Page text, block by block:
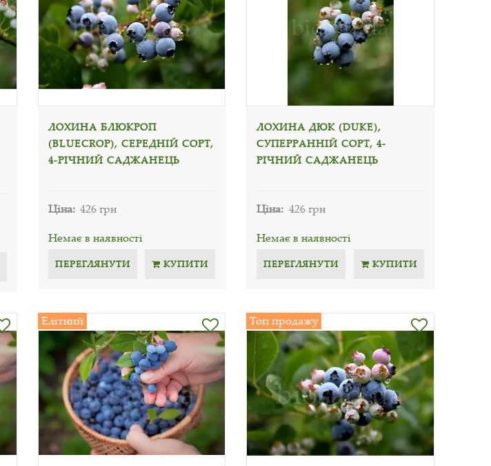
ЛОХИНА БЛЮКРОП
(BLUECROP), СЕРЕДНІЙ СОРТ,
4-РІЧНИЙ САДЖАНЕЦЬ
Ціна: 426 грн
Немає в наявності
ПЕРЕГЛЯНУТИ КУПИТИ
ЛОХИНА ДЮК (DUKE),
СУПЕРРАННІЙ СОРТ, 4-
РІЧНИЙ САДЖАНЕЦЬ
Ціна: 426 грн
Немає в наявності
ПЕРЕГЛЯНУТИ КУПИТИ
Елітний Топ продажу